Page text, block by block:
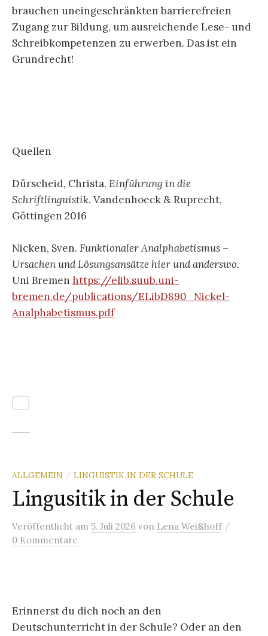
brauchen uneingeschränkten barrierefreien
Zugang zur Bildung, um ausreichende Lese- und
Schreibkompetenzen zu erwerben. Das ist ein
Grundrecht!
Quellen
Dürscheid, Christa. Einführung in die
Schriftlinguistik. Vandenhoeck & Ruprecht,
Göttingen 2016
Nicken, Sven. Funktionaler Analphabetismus –
Ursachen und Lösungsansätze hier und anderswo.
Uni Bremen https://elib.suub.uni-
bremen.de/publications/ELibD890_Nickel-
Analphabetismus.pdf
ALLGEMEIN / LINGUISTIK IN DER SCHULE
Lingusitik in der Schule
Veröffentlicht am 5. Juli 2026 von Lena Weißhoff /
0 Kommentare
Erinnerst du dich noch an den
Deutschunterricht in der Schule? Oder an den